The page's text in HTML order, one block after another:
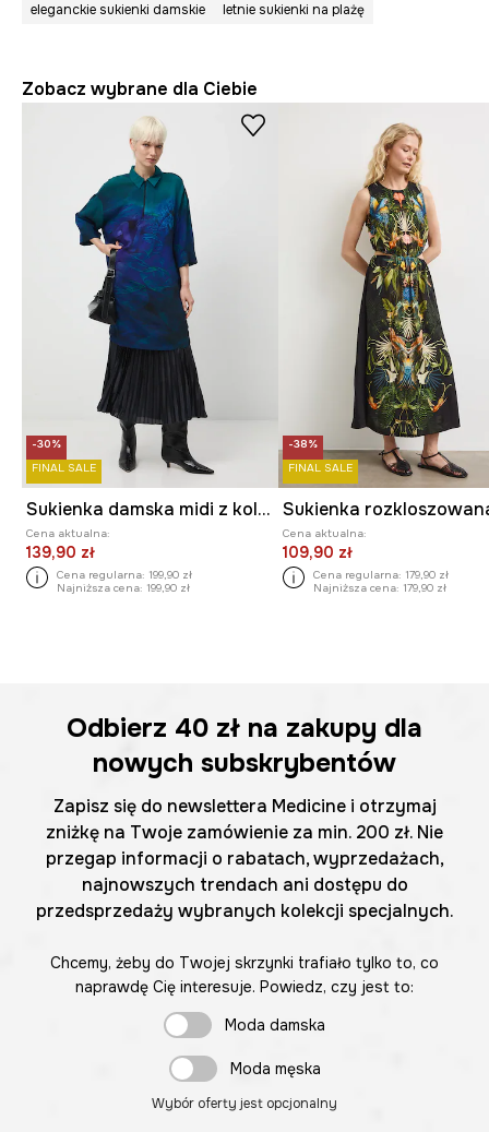
eleganckie sukienki damskie
letnie sukienki na plażę
Zobacz wybrane dla Ciebie
-30%
FINAL SALE
Sukienka damska midi z kolekcji Zdzisław Beksiński x Medicine
Cena aktualna:
139,90 zł
Cena regularna: 199,90 zł
Najniższa cena: 199,90 zł
-38%
FINAL SALE
Cena aktualna:
109,90 zł
Cena regularna: 179,90 zł
Najniższa cena: 179,90 zł
Odbierz 40 zł na zakupy dla
nowych subskrybentów
Zapisz się do newslettera Medicine i otrzymaj
zniżkę na Twoje zamówienie za min. 200 zł. Nie
przegap informacji o rabatach, wyprzedażach,
najnowszych trendach ani dostępu do
przedsprzedaży wybranych kolekcji specjalnych.
Chcemy, żeby do Twojej skrzynki trafiało tylko to, co
naprawdę Cię interesuje. Powiedz, czy jest to:
Moda damska
Moda męska
Wybór oferty jest opcjonalny